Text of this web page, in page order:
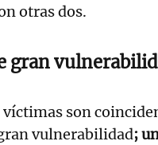
otras dos.
gran
víctimas son
vulnerabilidad;